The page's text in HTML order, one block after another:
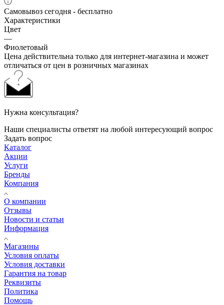
Самовывоз сегодня - бесплатно
Характеристики
Цвет
—
Фиолетовый
Цена действительна только для интернет-магазина и может
отличаться от цен в розничных магазинах
Нужна консультация?
Наши специалисты ответят на любой интересующий вопрос
Задать вопрос
Каталог
Акции
Услуги
Бренды
Компания
О компании
Отзывы
Новости и статьи
Информация
Магазины
Условия оплаты
Условия доставки
Гарантия на товар
Реквизиты
Политика
Помощь